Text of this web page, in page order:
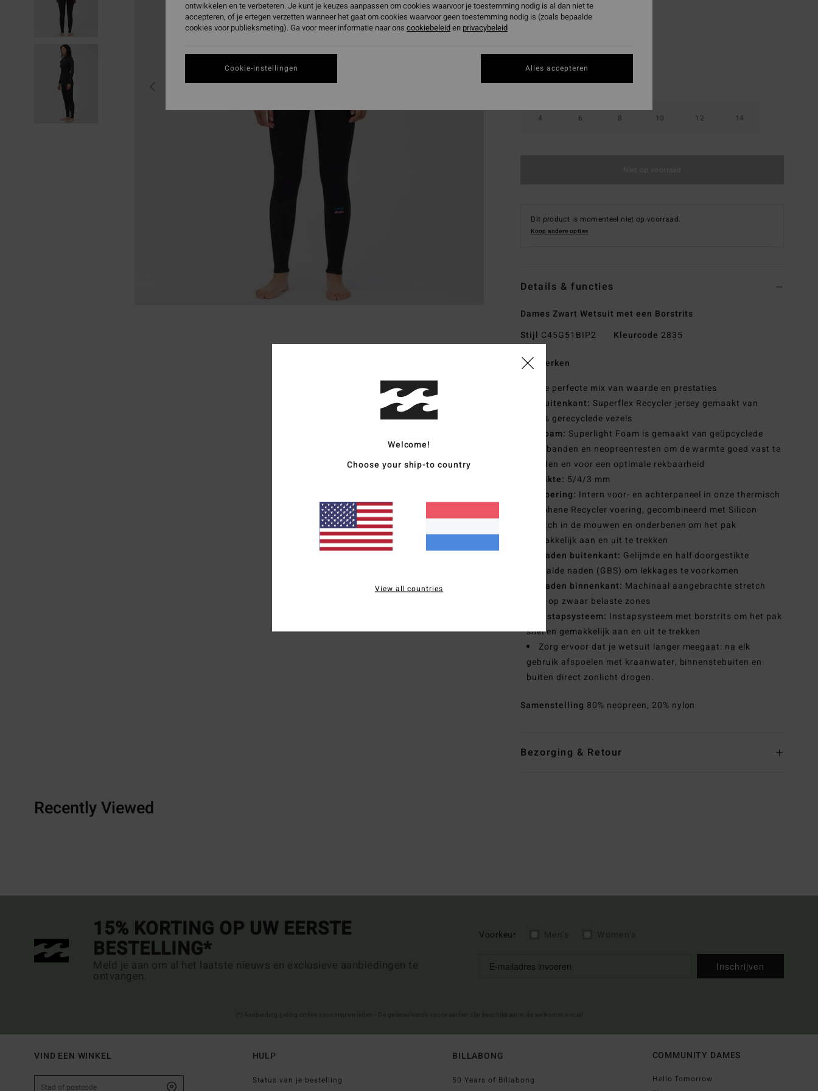
KleurBlack Palms
4 6 8 10 12 14
Dit product is momenteel niet op voorraad.
Koop andere opties
Details & functies
Dames Zwart Wetsuit met een Borstrits
Stijl C45G51BIP2 Kleurcode 2835
Kenmerken
De perfecte mix van waarde en prestaties
Buitenkant: Superflex Recycler jersey gemaakt van
100% gerecyclede vezels
Foam: Superlight Foam is gemaakt van geüpcyclede
autobanden en neopreenresten om de warmte goed vast te
houden en voor een optimale rekbaarheid
Dikte: 5/4/3 mm
Voering: Intern voor- en achterpaneel in onze thermisch
Graphene Recycler voering, gecombineerd met Silicon
Stretch in de mouwen en onderbenen om het pak
gemakkelijk aan en uit te trekken
Naden buitenkant: Gelijmde en half doorgestikte
gesealde naden (GBS) om lekkages te voorkomen
Naden binnenkant: Machinaal aangebrachte stretch
tape op zwaar belaste zones
Instapsysteem: Instapsysteem met borstrits om het pak
snel en gemakkelijk aan en uit te trekken
Zorg ervoor dat je wetsuit langer meegaat: na elk
gebruik afspoelen met kraanwater, binnenstebuiten en
buiten direct zonlicht drogen.
Samenstelling 80% neopreen, 20% nylon
Bezorging & Retour
Recently Viewed
15% KORTING OP UW EERSTE
BESTELLING*
Meld je aan om al het laatste nieuws en exclusieve aanbiedingen te
ontvangen.
Voorkeur
Inschrijven
VIND EEN WINKEL HULP
Status van je bestelling
BILLABONG
50 Years of Billabong
COMMUNITY DAMES
Hello Tomorrow
Welcome!
Choose your ship-to country
View all countries
ontwikkelen en te verbeteren. Je kunt je keuzes aanpassen om cookies waarvoor je toestemming nodig is al dan niet te
accepteren, of je ertegen verzetten wanneer het gaat om cookies waarvoor geen toestemming nodig is (zoals bepaalde
cookies voor publieksmeting). Ga voor meer informatie naar ons cookiebeleiden privacybeleid
Cookie-instellingen Alles accepteren